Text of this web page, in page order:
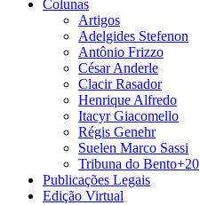
Colunas
Artigos
Adelgides Stefenon
Antônio Frizzo
César Anderle
Clacir Rasador
Henrique Alfredo
Itacyr Giacomello
Régis Genehr
Suelen Marco Sassi
Tribuna do Bento+20
Publicações Legais
Edição Virtual